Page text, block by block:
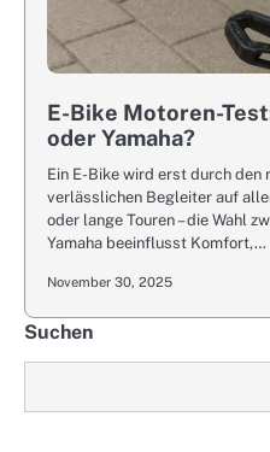
E-Bike Motoren-
oder Yamaha?
Ein E-Bike wird erst durch den
verlässlichen Begleiter auf
oder lange Touren – die Wahl
Yamaha beeinflusst Komfort,…
November 30, 2025
Suchen